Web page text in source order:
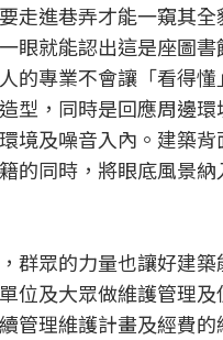
走進巷弄才能一窺其
眼就能認出這是座圖
的專業不會讓「看得
型，同時是回應周邊
境及噪音入內。建築
的同時，將眼底風景
群眾的力量也讓好建
位及大眾做維護管理
管理維護計畫及經費